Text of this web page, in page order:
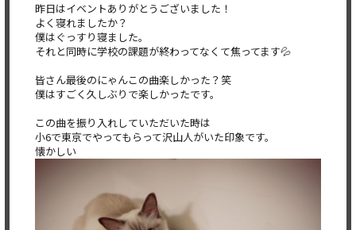
昨日はイベントありがとうございました！
よく寝れましたか？
僕はぐっすり寝ました。
それと同時に学校の課題が終わってなくて焦ってます💦
皆さん最後のにゃんこの曲楽しかった？笑
僕はすごく久しぶりで楽しかったです。
この曲を振り入れしていただいた時は
小6で東京でやってもらって沢山人がいた印象です。
懐かしい